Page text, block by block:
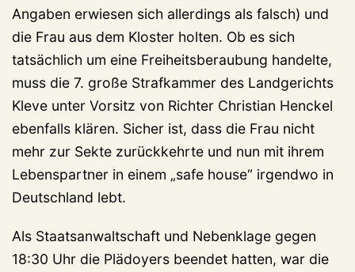
Angaben erwiesen sich allerdings als falsch) und
die Frau aus dem Kloster holten. Ob es sich
tatsächlich um eine Freiheitsberaubung handelte,
muss die 7. große Strafkammer des Landgerichts
Kleve unter Vorsitz von Richter Christian Henckel
ebenfalls klären. Sicher ist, dass die Frau nicht
mehr zur Sekte zurückkehrte und nun mit ihrem
Lebenspartner in einem „safe house“ irgendwo in
Deutschland lebt.
Als Staatsanwaltschaft und Nebenklage gegen
18:30 Uhr die Plädoyers beendet hatten, war die